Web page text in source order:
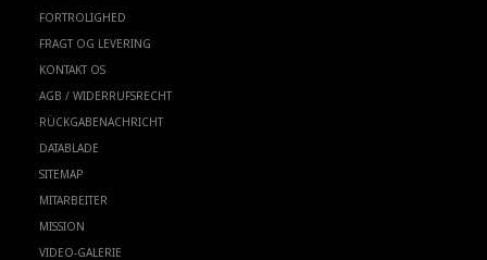
FORTROLIGHED
FRAGT OG LEVERING
KONTAKT OS
AGB / WIDERRUFSRECHT
RÜCKGABENACHRICHT
DATABLADE
SITEMAP
MITARBEITER
MISSION
VIDEO-GALERIE